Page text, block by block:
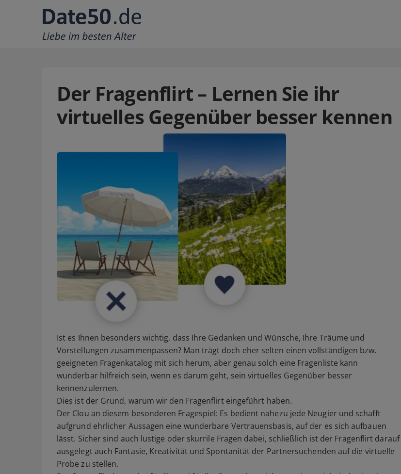
Der Fragenflirt – Lernen Sie ihr
virtuelles Gegenüber besser kennen
Ist es Ihnen besonders wichtig, dass Ihre Gedanken und Wünsche, Ihre Träume und
Vorstellungen zusammenpassen? Man trägt doch eher selten einen vollständigen bzw.
geeigneten Fragenkatalog mit sich herum, aber genau solch eine Fragenliste kann
wunderbar hilfreich sein, wenn es darum geht, sein virtuelles Gegenüber besser
kennenzulernen.
Dies ist der Grund, warum wir den Fragenflirt eingeführt haben.
Der Clou an diesem besonderen Fragespiel: Es bedient nahezu jede Neugier und schafft
aufgrund ehrlicher Aussagen eine wunderbare Vertrauensbasis, auf der es sich aufbauen
lässt. Sicher sind auch lustige oder skurrile Fragen dabei, schließlich ist der Fragenflirt darauf
ausgelegt auch Fantasie, Kreativität und Spontanität der Partnersuchenden auf die virtuelle
Probe zu stellen.